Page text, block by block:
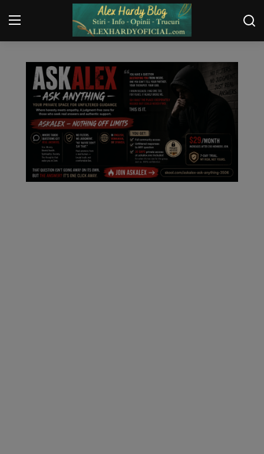
Login Register
Contact
AMINTIRI DIN VIITOR